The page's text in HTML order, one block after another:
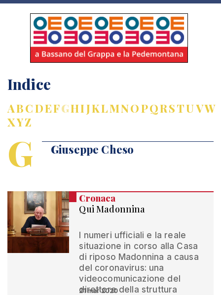
Indice
ABCDEFGHIJKLMNOPQRSTUVW
XYZ
G Giuseppe Cheso
Cronaca
Qui Madonnina
I numeri ufficiali e la reale
situazione in corso alla Casa
di riposo Madonnina a causa
del coronavirus: una
videocomunicazione del
direttore della struttura
21 mar 2020